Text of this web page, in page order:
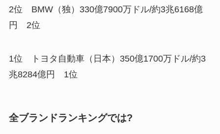
2位 BMW（独）330億7900万ドル/約3兆6168億
円 2位
1位 トヨタ自動車（日本）350億1700万ドル/約3
兆8284億円 1位
全ブランドランキングでは?